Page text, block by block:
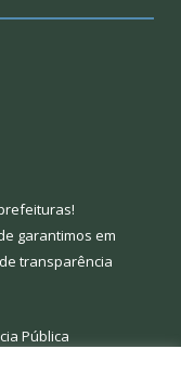
!
garantimos em
transparência
Pública